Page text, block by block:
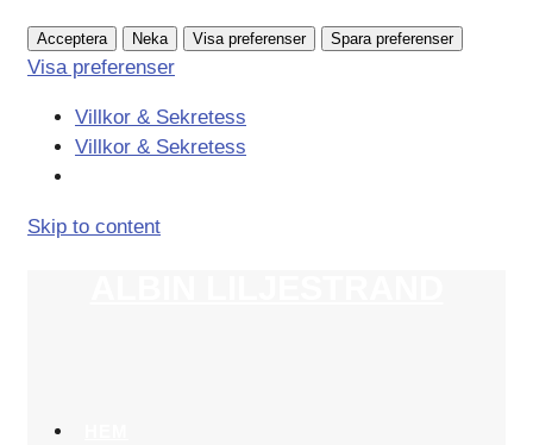
Acceptera Neka Visa preferenser Spara preferenser
Visa preferenser
Villkor & Sekretess
Villkor & Sekretess
Skip to content